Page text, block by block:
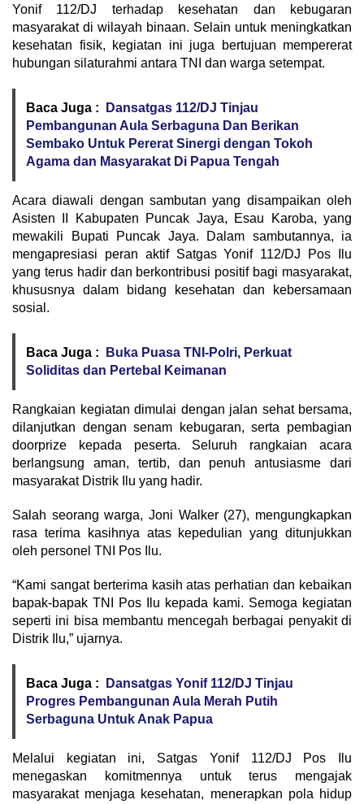
Yonif 112/DJ terhadap kesehatan dan kebugaran
masyarakat di wilayah binaan. Selain untuk meningkatkan
kesehatan fisik, kegiatan ini juga bertujuan mempererat
hubungan silaturahmi antara TNI dan warga setempat.
Baca Juga :
Dansatgas 112/DJ Tinjau
Pembangunan Aula Serbaguna Dan Berikan
Sembako Untuk Pererat Sinergi dengan Tokoh
Agama dan Masyarakat Di Papua Tengah
Acara diawali dengan sambutan yang disampaikan oleh
Asisten II Kabupaten Puncak Jaya, Esau Karoba, yang
mewakili Bupati Puncak Jaya. Dalam sambutannya, ia
mengapresiasi peran aktif Satgas Yonif 112/DJ Pos Ilu
yang terus hadir dan berkontribusi positif bagi masyarakat,
khususnya dalam bidang kesehatan dan kebersamaan
sosial.
Baca Juga :
Buka Puasa TNI-Polri, Perkuat
Soliditas dan Pertebal Keimanan
Rangkaian kegiatan dimulai dengan jalan sehat bersama,
dilanjutkan dengan senam kebugaran, serta pembagian
doorprize kepada peserta. Seluruh rangkaian acara
berlangsung aman, tertib, dan penuh antusiasme dari
masyarakat Distrik Ilu yang hadir.
Salah seorang warga, Joni Walker (27), mengungkapkan
rasa terima kasihnya atas kepedulian yang ditunjukkan
oleh personel TNI Pos Ilu.
“Kami sangat berterima kasih atas perhatian dan kebaikan
bapak-bapak TNI Pos Ilu kepada kami. Semoga kegiatan
seperti ini bisa membantu mencegah berbagai penyakit di
Distrik Ilu,” ujarnya.
Baca Juga :
Dansatgas Yonif 112/DJ Tinjau
Progres Pembangunan Aula Merah Putih
Serbaguna Untuk Anak Papua
Melalui kegiatan ini, Satgas Yonif 112/DJ Pos Ilu
menegaskan komitmennya untuk terus mengajak
masyarakat menjaga kesehatan, menerapkan pola hidup